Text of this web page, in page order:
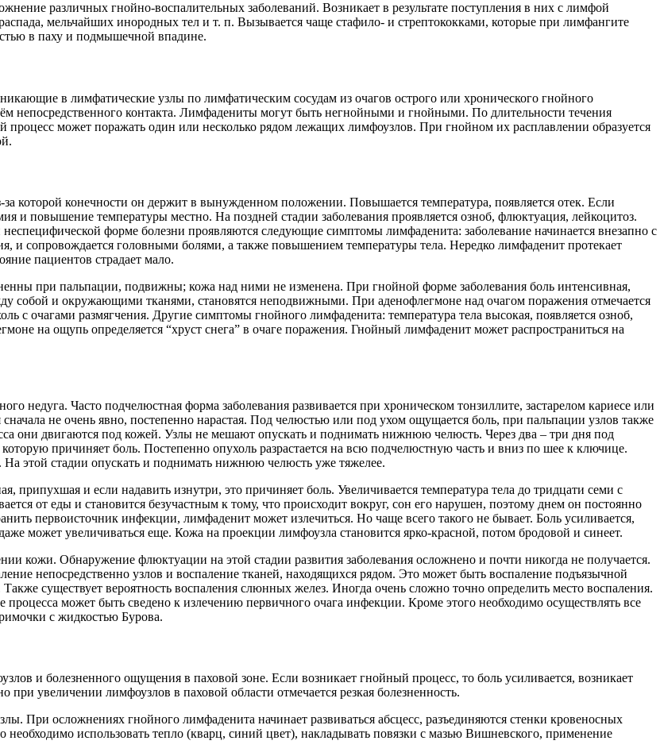
различных гнойно-воспалительных заболеваний. Возникает в результате поступления в них с лимфой
мельчайших инородных тел и т. п. Вызывается чаще стафило- и стрептококками, которые при лимфангите
в паху и подмышечной впадине.
в лимфатические узлы по лимфатическим сосудам из очагов острого или хронического гнойного
непосредственного контакта. Лимфадениты могут быть негнойными и гнойными. По длительности течения
может поражать один или несколько рядом лежащих лимфоузлов. При гнойном их расплавлении образуется
которой конечности он держит в вынужденном положении. Повышается температура, появляется отек. Если
и повышение температуры местно. На поздней стадии заболевания проявляется озноб, флюктуация, лейкоцитоз.
форме болезни проявляются следующие симптомы лимфаденита: заболевание начинается внезапно с
и сопровождается головными болями, а также повышением температуры тела. Нередко лимфаденит протекает
пациентов страдает мало.
при пальпации, подвижны; кожа над ними не изменена. При гнойной форме заболевания боль интенсивная,
собой и окружающими тканями, становятся неподвижными. При аденофлегмоне над очагом поражения отмечается
с очагами размягчения. Другие симптомы гнойного лимфаденита: температура тела высокая, появляется озноб,
на ощупь определяется “хруст снега” в очаге поражения. Гнойный лимфаденит может распространиться на
недуга. Часто подчелюстная форма заболевания развивается при хроническом тонзиллите, застарелом кариесе или
не очень явно, постепенно нарастая. Под челюстью или под ухом ощущается боль, при пальпации узлов также
они двигаются под кожей. Узлы не мешают опускать и поднимать нижнюю челюсть. Через два – три дня под
причиняет боль. Постепенно опухоль разрастается на всю подчелюстную часть и вниз по шее к ключице.
этой стадии опускать и поднимать нижнюю челюсть уже тяжелее.
припухшая и если надавить изнутри, это причиняет боль. Увеличивается температура тела до тридцати семи с
от еды и становится безучастным к тому, что происходит вокруг, сон его нарушен, поэтому днем он постоянно
первоисточник инфекции, лимфаденит может излечиться. Но чаще всего такого не бывает. Боль усиливается,
может увеличиваться еще. Кожа на проекции лимфоузла становится ярко-красной, потом бродовой и синеет.
кожи. Обнаружение флюктуации на этой стадии развития заболевания осложнено и почти никогда не получается.
непосредственно узлов и воспаление тканей, находящихся рядом. Это может быть воспаление подъязычной
существует вероятность воспаления слюнных желез. Иногда очень сложно точно определить место воспаления.
может быть сведено к излечению первичного очага инфекции. Кроме этого необходимо осуществлять все
с жидкостью Бурова.
и болезненного ощущения в паховой зоне. Если возникает гнойный процесс, то боль усиливается, возникает
увеличении лимфоузлов в паховой области отмечается резкая болезненность.
При осложнениях гнойного лимфаденита начинает развиваться абсцесс, разъединяются стенки кровеносных
использовать тепло (кварц, синий цвет), накладывать повязки с мазью Вишневского, применение